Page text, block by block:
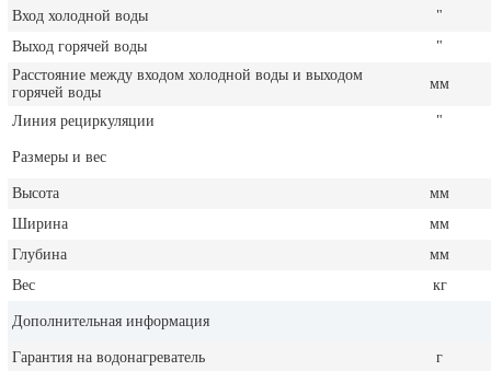
Вход холодной воды
"
Выход горячей воды
"
Расстояние между входом холодной воды и выходом
горячей воды
мм
Линия рециркуляции "
Размеры и вес
Высота
мм
Ширина
мм
Глубина
мм
Вес
кг
Дополнительная информация
Гарантия на водонагреватель
г